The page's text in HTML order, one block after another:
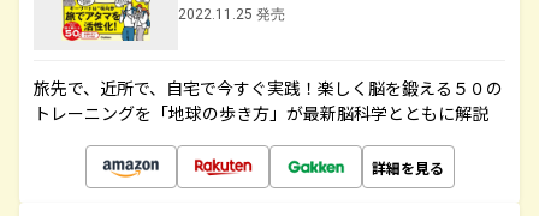
2022.11.25 発売
旅先で、近所で、自宅で今すぐ実践！楽しく脳を鍛える５０の
トレーニングを「地球の歩き方」が最新脳科学とともに解説
詳細を見る